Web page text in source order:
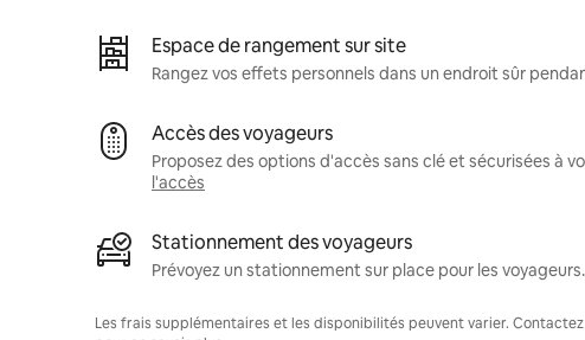
Espace de rangement sur site
Rangez vos effets personnels dans un endroit sûr
Accès des voyageurs
Proposez des options d'accès sans clé et sécurisées à
l'accès
Stationnement des voyageurs
Prévoyez un stationnement sur place pour les voyageurs.
Les frais supplémentaires et les disponibilités peuvent varier.